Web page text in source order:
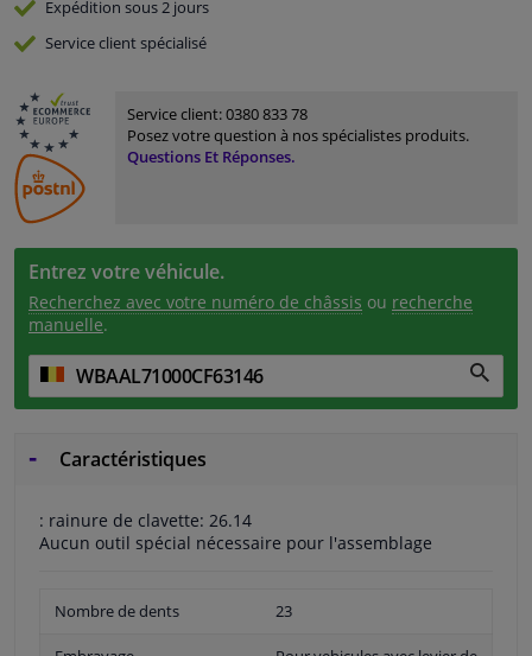
Expédition sous 2 jours
Serviceclient spécialisé
Service client:0380 833 78
Posez votre question à nos spécialistes produits.
Questions Et Réponses.
Entrez votre véhicule.
Recherchez avec votre numéro de châssis ou recherche
manuelle.
Caractéristiques
: rainure de clavette: 26.14
Aucun outil spécial nécessaire pour l'assemblage
Nombre de dents 23